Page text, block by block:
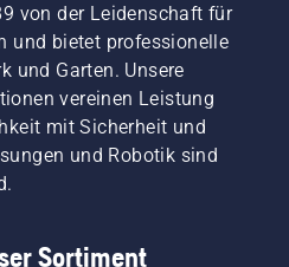
von der Leidenschaft für
und bietet professionelle
und Garten. Unsere
vereinen Leistung
mit Sicherheit und
und Robotik sind
Sortiment